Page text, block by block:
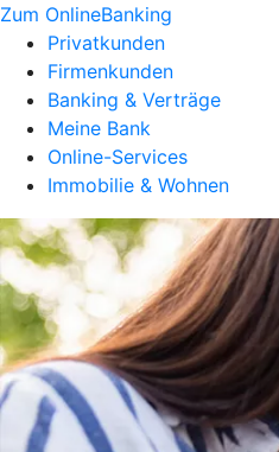
Zum OnlineBanking
Privatkunden
Firmenkunden
Banking & Verträge
Meine Bank
Online-Services
Immobilie & Wohnen